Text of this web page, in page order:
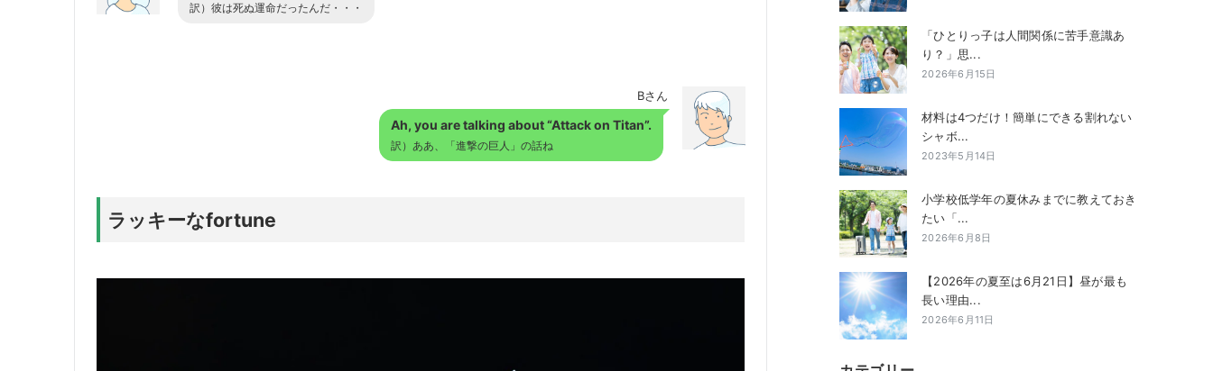
訳）彼は死ぬ運命だったんだ・・・
Bさん
Ah, you are talking about “Attack on Titan”.
訳）ああ、「進撃の巨人」の話ね
ラッキーなfortune
「ひとりっ子は人間関係に苦手意識あ
り？」思...
2026年6月15日
材料は4つだけ！簡単にできる割れない
シャボ...
2023年5月14日
小学校低学年の夏休みまでに教えておき
たい「...
2026年6月8日
【2026年の夏至は6月21日】昼が最も
長い理由...
2026年6月11日